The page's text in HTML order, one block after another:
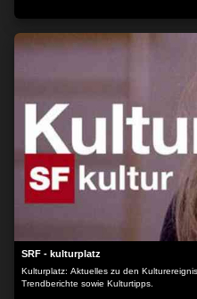
SRF - kulturplatz
Kulturplatz: Aktuelles zu den
Trendberichte sowie Kulturtipps.